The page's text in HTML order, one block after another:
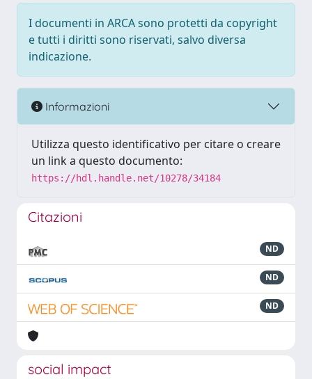
I documenti in ARCA sono protetti da copyright
e tutti i diritti sono riservati, salvo diversa
indicazione.
Informazioni
Utilizza questo identificativo per citare o creare
un link a questo documento:
https://hdl.handle.net/10278/34184
Citazioni
ND
ND
ND
social impact